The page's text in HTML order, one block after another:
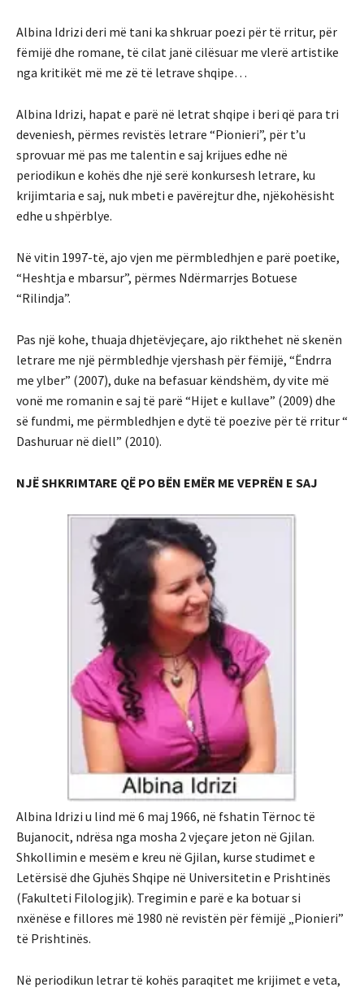
Albina Idrizi deri më tani ka shkruar poezi për të rritur, për
fëmijë dhe romane, të cilat janë cilësuar me vlerë artistike
nga kritikët më me zë të letrave shqipe…
Albina Idrizi, hapat e parë në letrat shqipe i beri që para tri
deveniesh, përmes revistës letrare “Pionieri”, për t’u
sprovuar më pas me talentin e saj krijues edhe në
periodikun e kohës dhe një serë konkursesh letrare, ku
krijimtaria e saj, nuk mbeti e pavërejtur dhe, njëkohësisht
edhe u shpërblye.
Në vitin 1997-të, ajo vjen me përmbledhjen e parë poetike,
“Heshtja e mbarsur”, përmes Ndërmarrjes Botuese
“Rilindja”.
Pas një kohe, thuaja dhjetëvjeçare, ajo rikthehet në skenën
letrare me një përmbledhje vjershash për fëmijë, “Ëndrra
me ylber” (2007), duke na befasuar këndshëm, dy vite më
vonë me romanin e saj të parë “Hijet e kullave” (2009) dhe
së fundmi, me përmbledhjen e dytë të poezive për të rritur “
Dashuruar në diell” (2010).
NJË SHKRIMTARE QË PO BËN EMËR ME VEPRËN E SAJ
Albina Idrizi u lind më 6 maj 1966, në fshatin Tërnoc të
Bujanocit, ndrësa nga mosha 2 vjeçare jeton në Gjilan.
Shkollimin e mesëm e kreu në Gjilan, kurse studimet e
Letërsisë dhe Gjuhës Shqipe në Universitetin e Prishtinës
(Fakulteti Filologjik). Tregimin e parë e ka botuar si
nxënëse e fillores më 1980 në revistën për fëmijë „Pionieri”
të Prishtinës.
Në periodikun letrar të kohës paraqitet me krijimet e veta,